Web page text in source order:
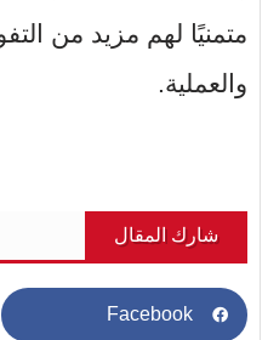
متمنيًا لهم مزيد من
والعملية.
شارك المقال
Facebook